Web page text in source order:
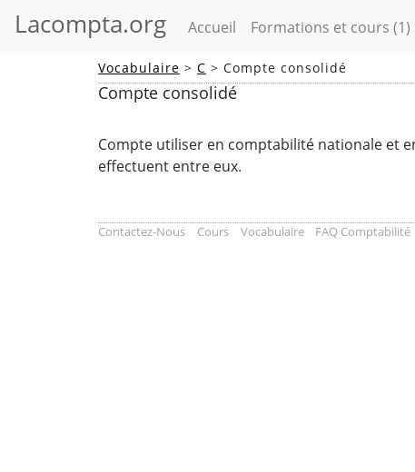
Lacompta.org Accueil (current)
Formations et cours (1)
Vocabulaire > C > Compte consolidé
Compte consolidé
Compte utiliser en comptabilité nationale et
effectuent entre eux.
Contactez-Nous Cours Vocabulaire FAQ Comptabilité